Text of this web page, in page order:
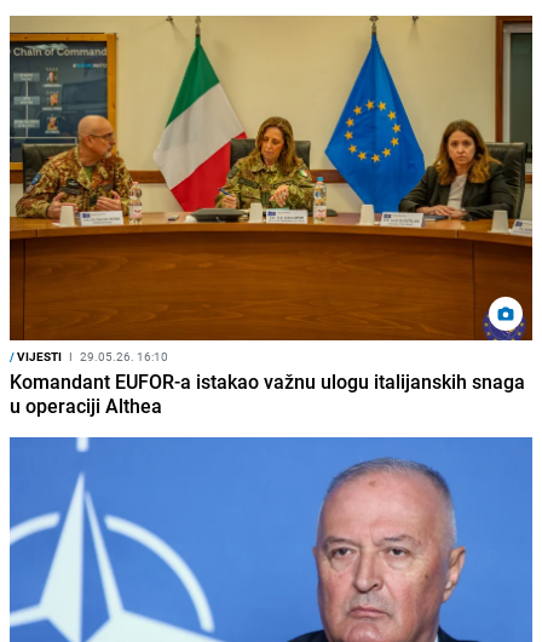
/VIJESTI I 29.05.26. 16:10
Komandant EUFOR-a istakao važnu ulogu italijanskih snaga
u operaciji Althea